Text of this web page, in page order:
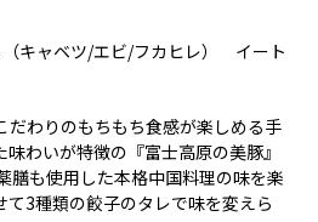
（キャベツ/エビ/フカヒレ） イート
だわりのもちもち食感が楽しめる手
わいが特徴の『富士高原の美豚』
膳も使用した本格中国料理の味を楽
て3種類の餃子のタレで味を変えら